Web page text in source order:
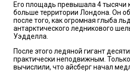
Его площадь превышала 4 тысячи
больше территории Лондона. Он
после того, как огромная глыба
антарктического ледникового
Уэдделла.
После этого ледяной гигант
практически неподвижным.
вычислили, что айсберг начал